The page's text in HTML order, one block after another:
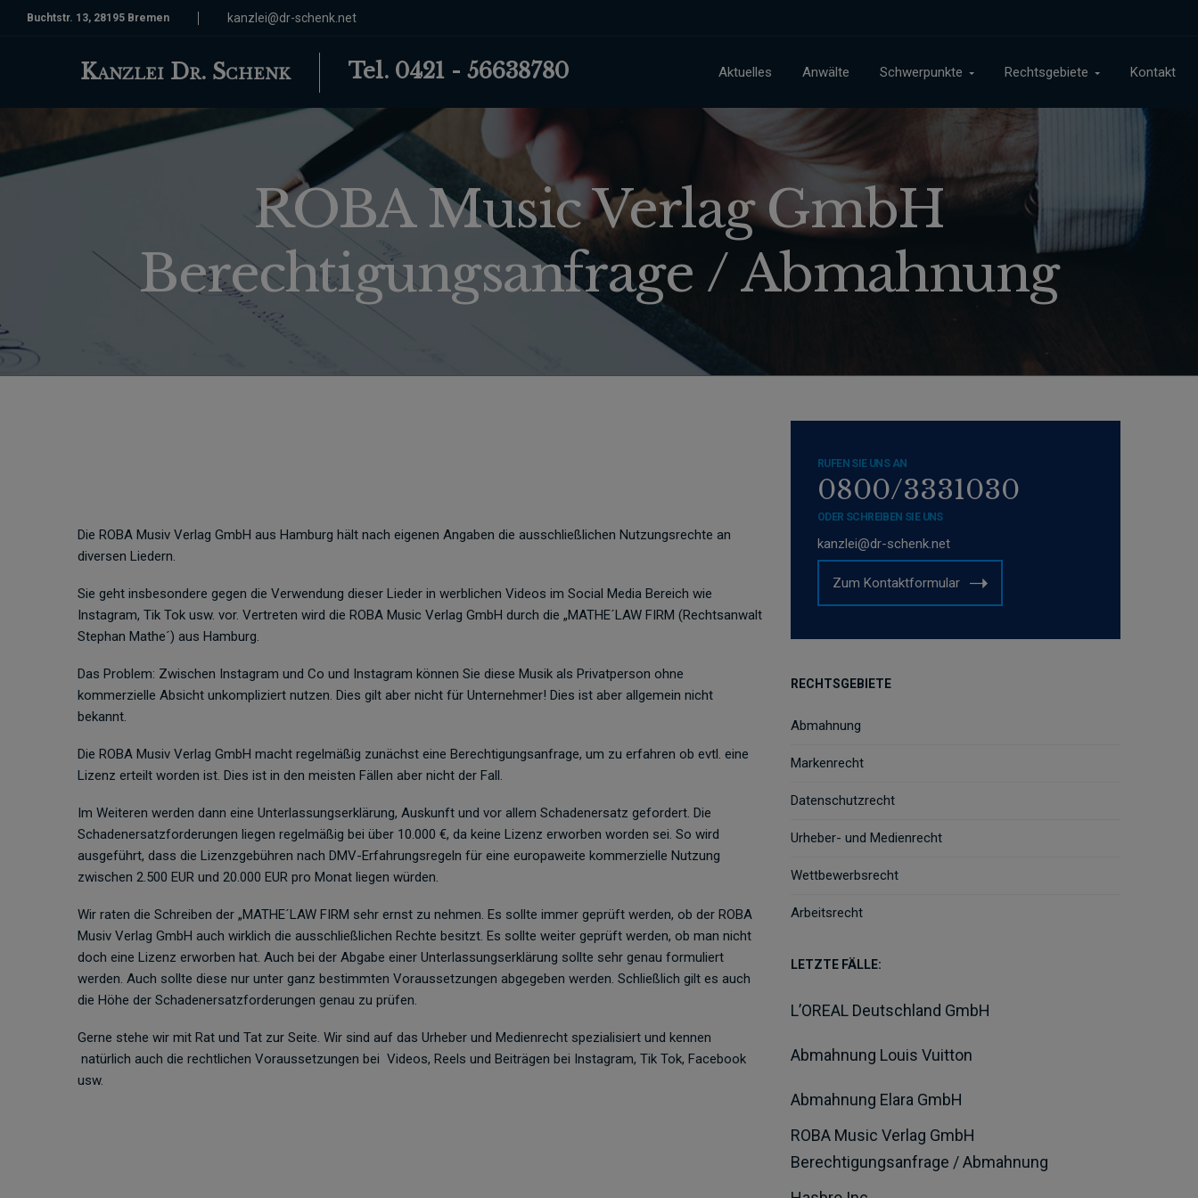
Buchtstr. 13, 28195 Bremen kanzlei@dr-schenk.net
Kanzlei Dr. Schenk Tel. 0421 - 56638780 Aktuelles Anwälte Schwerpunkte Rechtsgebiete Kontakt
ROBA Music Verlag GmbH
Berechtigungsanfrage / Abmahnung
Die ROBA Musiv Verlag GmbH aus Hamburg hält nach eigenen Angaben die ausschließlichen Nutzungsrechte an
diversen Liedern.
Sie geht insbesondere gegen die Verwendung dieser Lieder in werblichen Videos im Social Media Bereich wie
Instagram, Tik Tok usw. vor. Vertreten wird die ROBA Music Verlag GmbH durch die „MATHE´LAW FIRM (Rechtsanwalt
Stephan Mathe´) aus Hamburg.
Das Problem: Zwischen Instagram und Co und Instagram können Sie diese Musik als Privatperson ohne
kommerzielle Absicht unkompliziert nutzen. Dies gilt aber nicht für Unternehmer! Dies ist aber allgemein nicht
bekannt.
Die ROBA Musiv Verlag GmbH macht regelmäßig zunächst eine Berechtigungsanfrage, um zu erfahren ob evtl. eine
Lizenz erteilt worden ist. Dies ist in den meisten Fällen aber nicht der Fall.
Im Weiteren werden dann eine Unterlassungserklärung, Auskunft und vor allem Schadenersatz gefordert. Die
Schadenersatzforderungen liegen regelmäßig bei über 10.000 €, da keine Lizenz erworben worden sei. So wird
ausgeführt, dass die Lizenzgebühren nach DMV-Erfahrungsregeln für eine europaweite kommerzielle Nutzung
zwischen 2.500 EUR und 20.000 EUR pro Monat liegen würden.
Wir raten die Schreiben der „MATHE´LAW FIRM sehr ernst zu nehmen. Es sollte immer geprüft werden, ob der ROBA
Musiv Verlag GmbH auch wirklich die ausschließlichen Rechte besitzt. Es sollte weiter geprüft werden, ob man nicht
doch eine Lizenz erworben hat. Auch bei der Abgabe einer Unterlassungserklärung sollte sehr genau formuliert
werden. Auch sollte diese nur unter ganz bestimmten Voraussetzungen abgegeben werden. Schließlich gilt es auch
die Höhe der Schadenersatzforderungen genau zu prüfen.
Gerne stehe wir mit Rat und Tat zur Seite. Wir sind auf das Urheber und Medienrecht spezialisiert und kennen
natürlich auch die rechtlichen Voraussetzungen bei Videos, Reels und Beiträgen bei Instagram, Tik Tok, Facebook
usw.
RUFEN SIE UNS AN
0800/3331030
ODER SCHREIBEN SIE UNS
kanzlei@dr-schenk.net
Zum Kontaktformular
RECHTSGEBIETE
Abmahnung
Markenrecht
Datenschutzrecht
Urheber- und Medienrecht
Wettbewerbsrecht
Arbeitsrecht
LETZTE FÄLLE:
L’OREAL Deutschland GmbH
Abmahnung Louis Vuitton
Abmahnung Elara GmbH
ROBA Music Verlag GmbH
Berechtigungsanfrage / Abmahnung